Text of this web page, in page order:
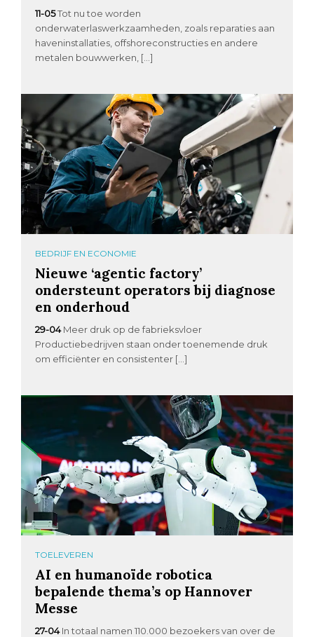
11-05Tot nu toe worden
onderwaterlaswerkzaamheden, zoals reparaties aan
haveninstallaties, offshoreconstructies en andere
metalen bouwwerken, […]
BEDRIJF EN ECONOMIE
Nieuwe ‘agentic factory’
ondersteunt operators bij diagnose
en onderhoud
29-04 Meer druk op de fabrieksvloer
Productiebedrijven staan onder toenemende druk
om efficiënter en consistenter […]
TOELEVEREN
AI en humanoïde robotica
bepalende thema’s op Hannover
Messe
27-04 In totaal namen 110.000 bezoekers van over de